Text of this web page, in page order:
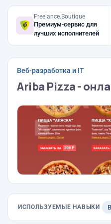
Freelance.Boutique
Премиум-сервис для
лучших исполнителей
Веб-разработка и IT
Ariba Pizza -
ИСПОЛЬЗУЕМЫЕ НАВЫКИ